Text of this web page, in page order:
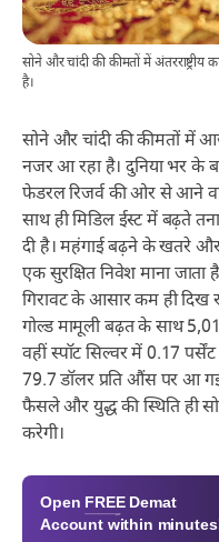
सोने और चांदी की कीमतों में
है।
सोने और चांदी की कीमतों में
नजर आ रहा है। दुनिया भर के
फेडरल रिजर्व की ओर से आने
साथ ही मिडिल ईस्ट में बढ़ते
दी है। महंगाई बढ़ने के खतरे
एक सुरक्षित निवेश माना
गिरावट के आसार कम ही दिख
गोल्ड मामूली बढ़त के साथ
वहीं स्पॉट सिल्वर में 0.17
79.7 डॉलर प्रति औंस पर आ
फैसले और युद्ध की स्थिति ही
करेगी।
Open FREE Demat
Account within